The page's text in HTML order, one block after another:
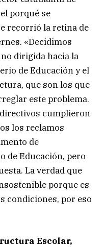
porqué se
recorrió la retina de
«Decidimos
dirigida hacia la
de Educación y el
que son los que
este problema.
cumplieron
los reclamos
de
de Educación, pero
La verdad que
porque es
condiciones, por eso
Escolar,